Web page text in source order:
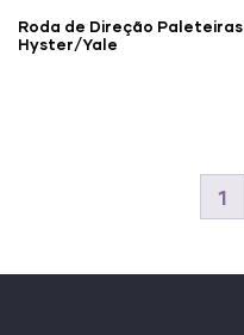
Roda de Direção Paleteiras
Hyster/Yale
1